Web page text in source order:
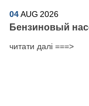
04AUG 2026
Бензиновый
читати далі ===>